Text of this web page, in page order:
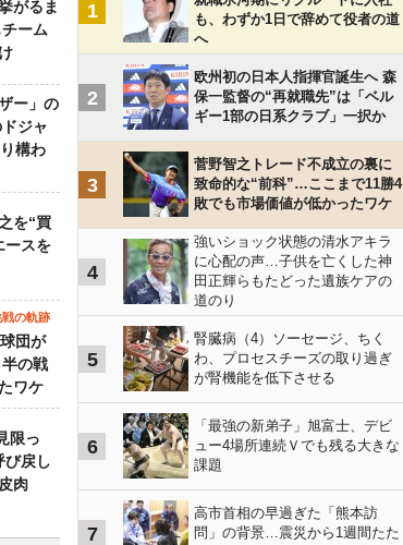
がるま
ーム
ー」の
ジャ
構わ
を“買
ースを
の軌跡
団が
の戦
ワケ
限っ
び戻し
肉
1
も、わずか1日で辞めて役者の道
へ
2
欧州初の日本人指揮官誕生へ 森
保一監督の“再就職先”は「ベル
ギー1部の日系クラブ」一択か
3
菅野智之トレード不成立の裏に
致命的な“前科”…ここまで11勝4
敗でも市場価値が低かったワケ
4
強いショック状態の清水アキラ
に心配の声…子供を亡くした神
田正輝らもたどった遺族ケアの
道のり
5
腎臓病（4）ソーセージ、ちく
わ、プロセスチーズの取り過ぎ
が腎機能を低下させる
6
「最強の新弟子」旭富士、デビ
ュー4場所連続Ｖでも残る大きな
課題
7
高市首相の早過ぎた「熊本訪
問」の背景…震災から1週間たた